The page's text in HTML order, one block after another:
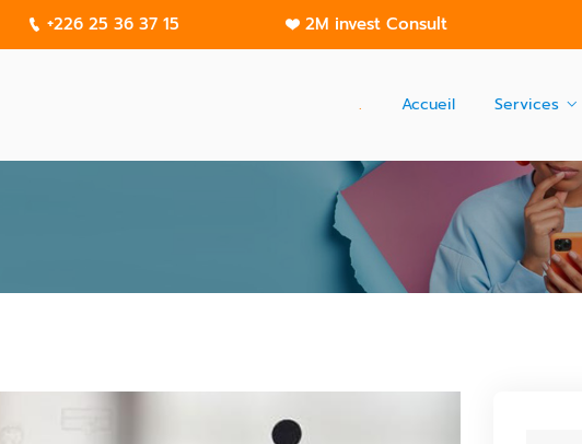
+226 25 36 37 15 2M invest Consult
. Accueil Services